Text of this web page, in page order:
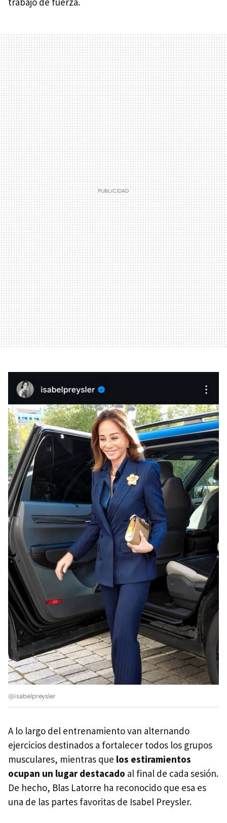
@isabelpreysler
A lo largo del entrenamiento van alternando
ejercicios destinados a fortalecer todos los grupos
musculares, mientras que los estiramientos
ocupan un lugar destacado al final de cada sesión.
De hecho, Blas Latorre ha reconocido que esa es
una de las partes favoritas de Isabel Preysler.